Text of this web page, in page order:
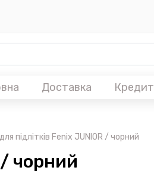
Доставка Кредит
підлітків Fenix JUNIOR / чорний
/ чорний